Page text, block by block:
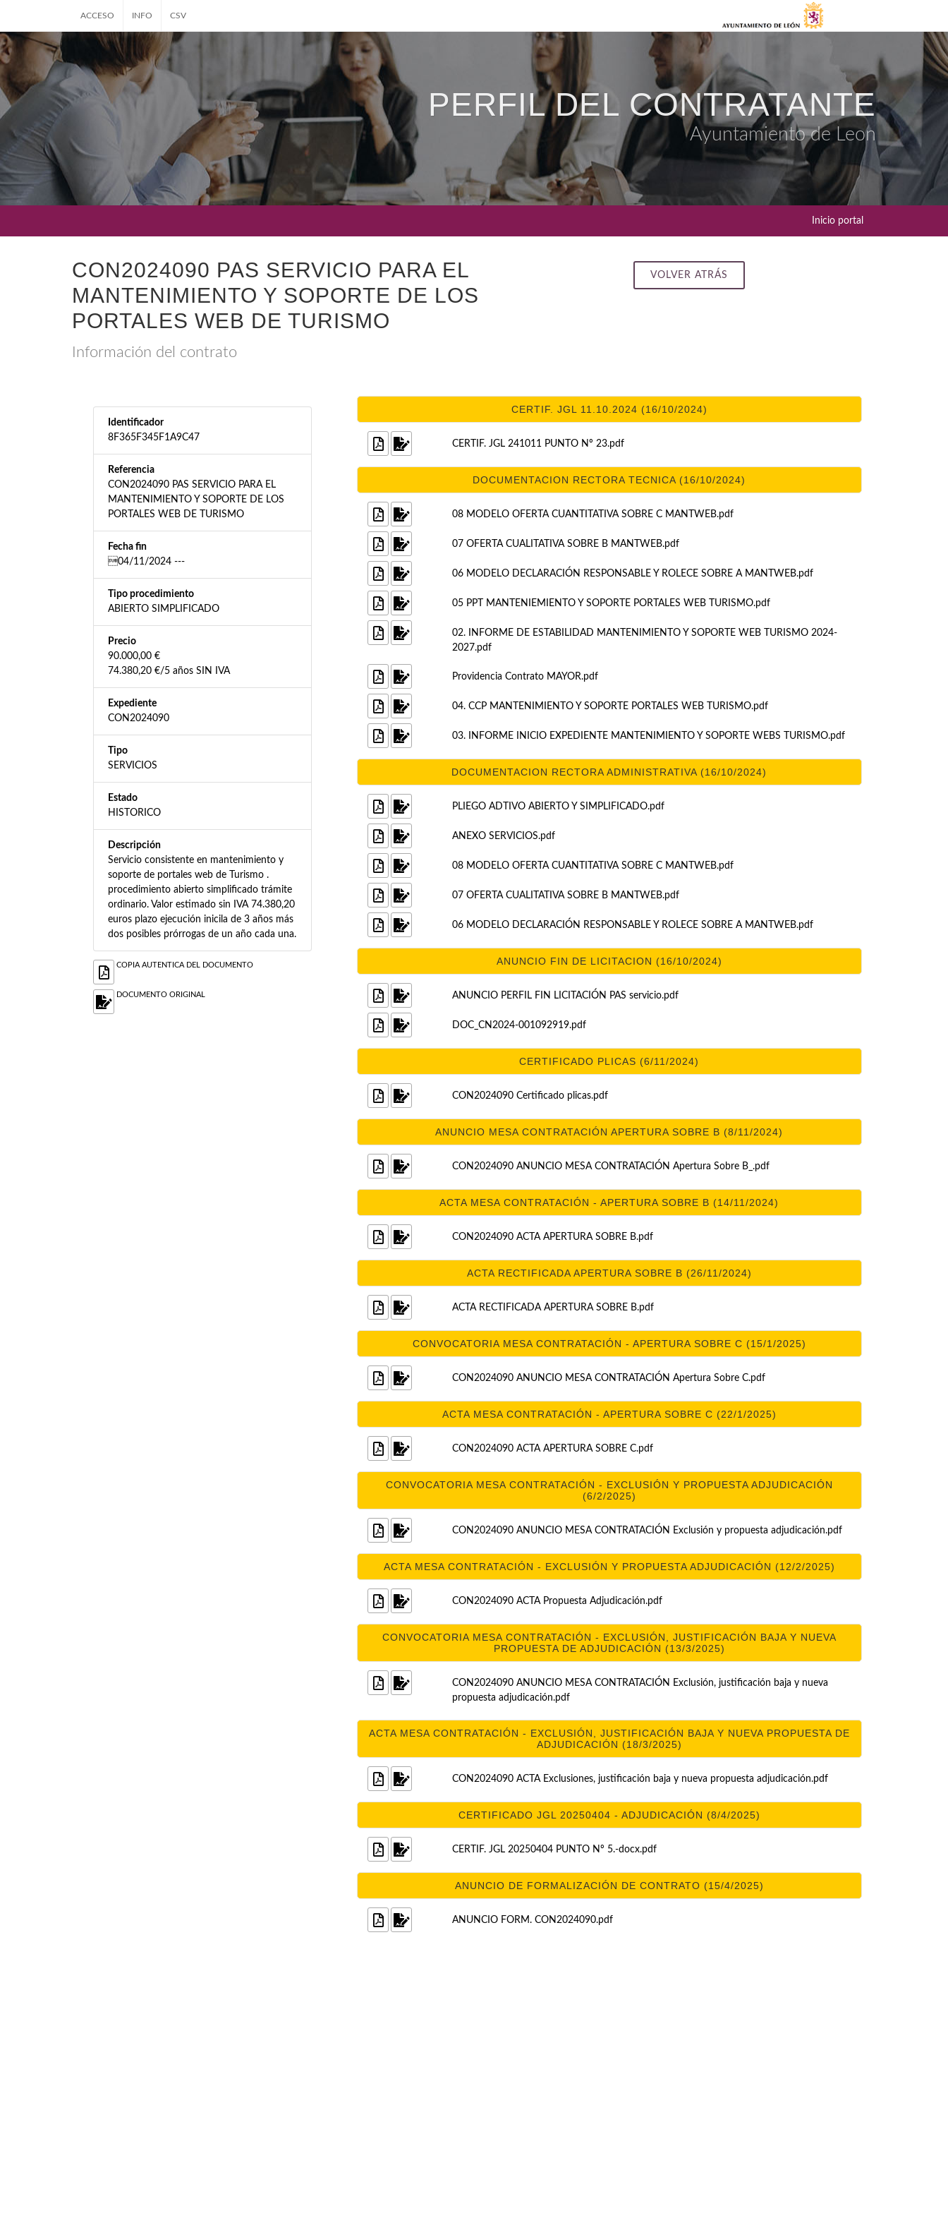
ACCESO INFO CSV
PERFIL DEL CONTRATANTE
Ayuntamiento de Leon
Inicio portal
CON2024090 PAS SERVICIO PARA EL
MANTENIMIENTO Y SOPORTE DE LOS
PORTALES WEB DE TURISMO
Información del contrato
VOLVER ATRÁS
Identificador
8F365F345F1A9C47
Referencia
CON2024090 PAS SERVICIO PARA EL
MANTENIMIENTO Y SOPORTE DE LOS
PORTALES WEB DE TURISMO
Fecha fin
04/11/2024 ---
Tipo procedimiento
ABIERTO SIMPLIFICADO
Precio
90.000,00 €
74.380,20 €/5 años SIN IVA
Expediente
CON2024090
Tipo
SERVICIOS
Estado
HISTORICO
Descripción
Servicio consistente en mantenimiento y
soporte de portales web de Turismo .
procedimiento abierto simplificado trámite
ordinario. Valor estimado sin IVA 74.380,20
euros plazo ejecución inicila de 3 años más
dos posibles prórrogas de un año cada una.
COPIA AUTENTICA DEL DOCUMENTO
DOCUMENTO ORIGINAL
CERTIF. JGL 11.10.2024 (16/10/2024)
CERTIF. JGL 241011 PUNTO Nº 23.pdf
DOCUMENTACION RECTORA TECNICA (16/10/2024)
08 MODELO OFERTA CUANTITATIVA SOBRE C MANTWEB.pdf
07 OFERTA CUALITATIVA SOBRE B MANTWEB.pdf
06 MODELO DECLARACIÓN RESPONSABLE Y ROLECE SOBRE A MANTWEB.pdf
05 PPT MANTENIEMIENTO Y SOPORTE PORTALES WEB TURISMO.pdf
02. INFORME DE ESTABILIDAD MANTENIMIENTO Y SOPORTE WEB TURISMO 2024-
2027.pdf
Providencia Contrato MAYOR.pdf
04. CCP MANTENIMIENTO Y SOPORTE PORTALES WEB TURISMO.pdf
03. INFORME INICIO EXPEDIENTE MANTENIMIENTO Y SOPORTE WEBS TURISMO.pdf
DOCUMENTACION RECTORA ADMINISTRATIVA (16/10/2024)
PLIEGO ADTIVO ABIERTO Y SIMPLIFICADO.pdf
ANEXO SERVICIOS.pdf
08 MODELO OFERTA CUANTITATIVA SOBRE C MANTWEB.pdf
07 OFERTA CUALITATIVA SOBRE B MANTWEB.pdf
06 MODELO DECLARACIÓN RESPONSABLE Y ROLECE SOBRE A MANTWEB.pdf
ANUNCIO FIN DE LICITACION (16/10/2024)
ANUNCIO PERFIL FIN LICITACIÓN PAS servicio.pdf
DOC_CN2024-001092919.pdf
CERTIFICADO PLICAS (6/11/2024)
CON2024090 Certificado plicas.pdf
ANUNCIO MESA CONTRATACIÓN APERTURA SOBRE B (8/11/2024)
CON2024090 ANUNCIO MESA CONTRATACIÓN Apertura Sobre B_.pdf
ACTA MESA CONTRATACIÓN - APERTURA SOBRE B (14/11/2024)
CON2024090 ACTA APERTURA SOBRE B.pdf
ACTA RECTIFICADA APERTURA SOBRE B (26/11/2024)
ACTA RECTIFICADA APERTURA SOBRE B.pdf
CONVOCATORIA MESA CONTRATACIÓN - APERTURA SOBRE C (15/1/2025)
CON2024090 ANUNCIO MESA CONTRATACIÓN Apertura Sobre C.pdf
ACTA MESA CONTRATACIÓN - APERTURA SOBRE C (22/1/2025)
CON2024090 ACTA APERTURA SOBRE C.pdf
CONVOCATORIA MESA CONTRATACIÓN - EXCLUSIÓN Y PROPUESTA ADJUDICACIÓN
(6/2/2025)
CON2024090 ANUNCIO MESA CONTRATACIÓN Exclusión y propuesta adjudicación.pdf
ACTA MESA CONTRATACIÓN - EXCLUSIÓN Y PROPUESTA ADJUDICACIÓN (12/2/2025)
CON2024090 ACTA Propuesta Adjudicación.pdf
CONVOCATORIA MESA CONTRATACIÓN - EXCLUSIÓN, JUSTIFICACIÓN BAJA Y NUEVA
PROPUESTA DE ADJUDICACIÓN (13/3/2025)
CON2024090 ANUNCIO MESA CONTRATACIÓN Exclusión, justificación baja y nueva
propuesta adjudicación.pdf
ACTA MESA CONTRATACIÓN - EXCLUSIÓN, JUSTIFICACIÓN BAJA Y NUEVA PROPUESTA DE
ADJUDICACIÓN (18/3/2025)
CON2024090 ACTA Exclusiones, justificación baja y nueva propuesta adjudicación.pdf
CERTIFICADO JGL 20250404 - ADJUDICACIÓN (8/4/2025)
CERTIF. JGL 20250404 PUNTO Nº 5.-docx.pdf
ANUNCIO DE FORMALIZACIÓN DE CONTRATO (15/4/2025)
ANUNCIO FORM. CON2024090.pdf